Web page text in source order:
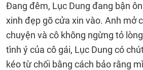
Đang đêm, Lục Dung đang bận
xinh đẹp gõ cửa xin vào. Anh mở
chuyện và cô không ngừng tỏ
tình ý của cô gái, Lục Dung có
kéo từ chối bằng cách bảo rằng